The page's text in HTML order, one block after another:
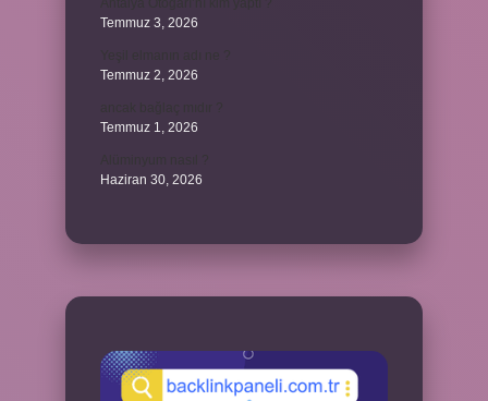
Temmuz 3, 2026
Temmuz 2, 2026
Temmuz 1, 2026
Haziran 30, 2026